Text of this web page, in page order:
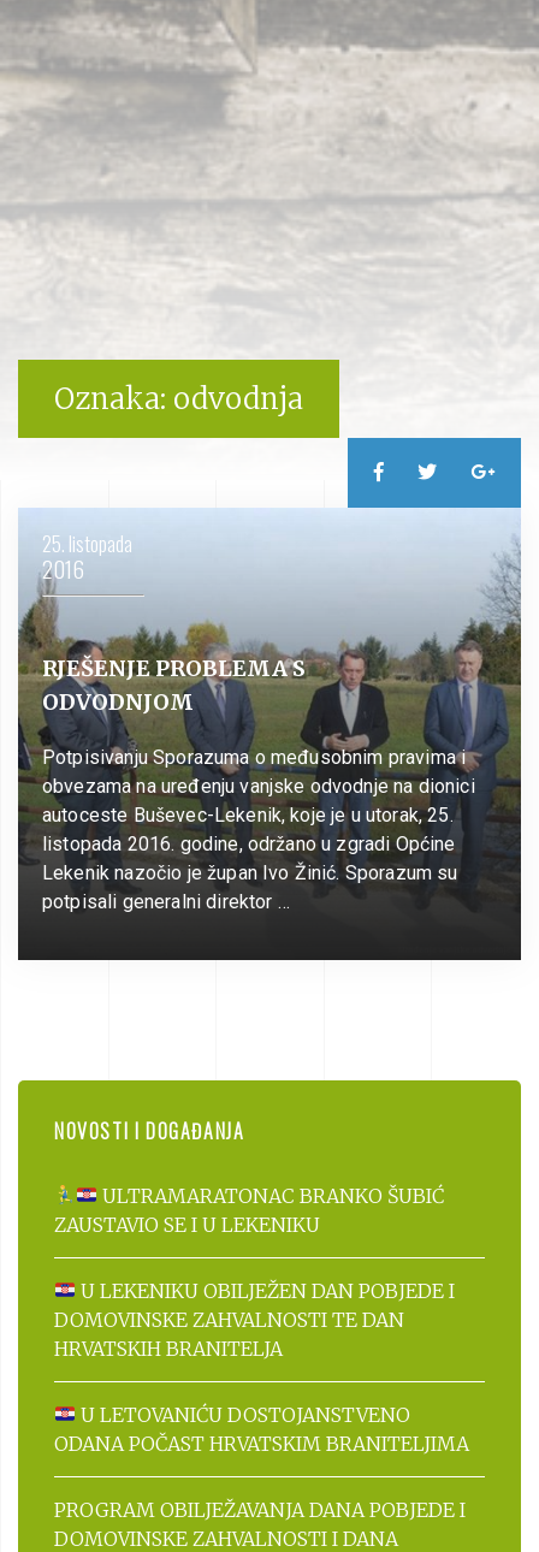
Oznaka: odvodnja
25. listopada
2016
RJEŠENJE PROBLEMA S
ODVODNJOM
Potpisivanju Sporazuma o međusobnim pravima i
obvezama na uređenju vanjske odvodnje na dionici
autoceste Buševec-Lekenik, koje je u utorak, 25.
listopada 2016. godine, održano u zgradi Općine
Lekenik nazočio je župan Ivo Žinić. Sporazum su
potpisali generalni direktor …
NOVOSTI I DOGAĐANJA
ULTRAMARATONAC BRANKO ŠUBIĆ
ZAUSTAVIO SE I U LEKENIKU
U LEKENIKU OBILJEŽEN DAN POBJEDE I
DOMOVINSKE ZAHVALNOSTI TE DAN
HRVATSKIH BRANITELJA
U LETOVANIĆU DOSTOJANSTVENO
ODANA POČAST HRVATSKIM BRANITELJIMA
PROGRAM OBILJEŽAVANJA DANA POBJEDE I
DOMOVINSKE ZAHVALNOSTI I DANA